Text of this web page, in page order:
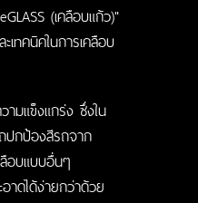
(เคลือบแก้ว)"
ทคนิคในการเคลือบ
ามแข็งแกร่ง ซึ่งใน
ปกป้องสีรถจาก
อบแบบอื่นๆ
าดได้ง่ายกว่าด้วย